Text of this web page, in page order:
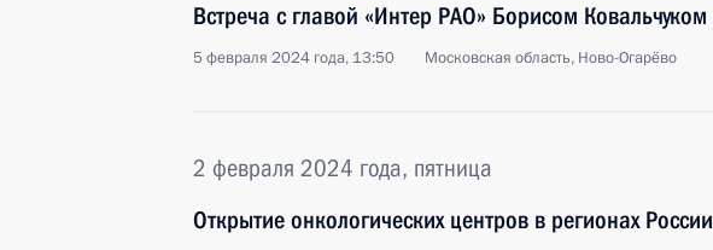
Встреча с главой «Интер РАО» Борисом Ковальчуком
5 февраля 2024 года, 13:50 Московская область, Ново-Огарёво
2 февраля 2024 года, пятница
Открытие онкологических центров в регионах России